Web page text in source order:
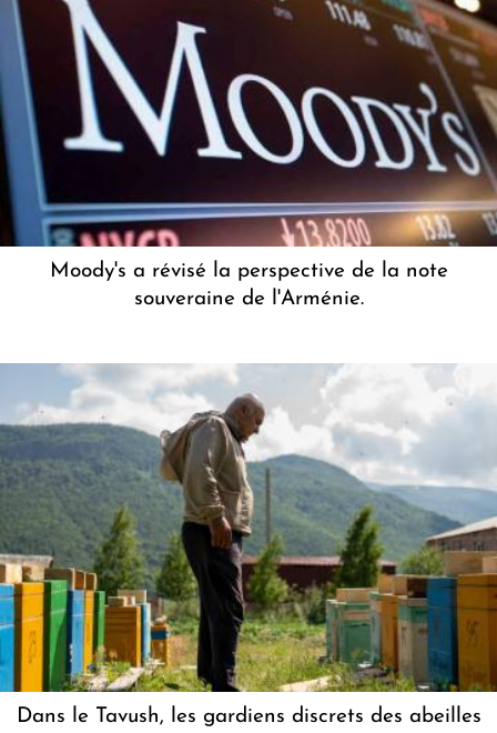
Moody's a révisé la perspective de la note
souveraine de l'Arménie.
Dans le Tavush, les gardiens discrets des abeilles